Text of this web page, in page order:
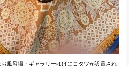
風呂場・ギャラリーゆげにコタツが設置され